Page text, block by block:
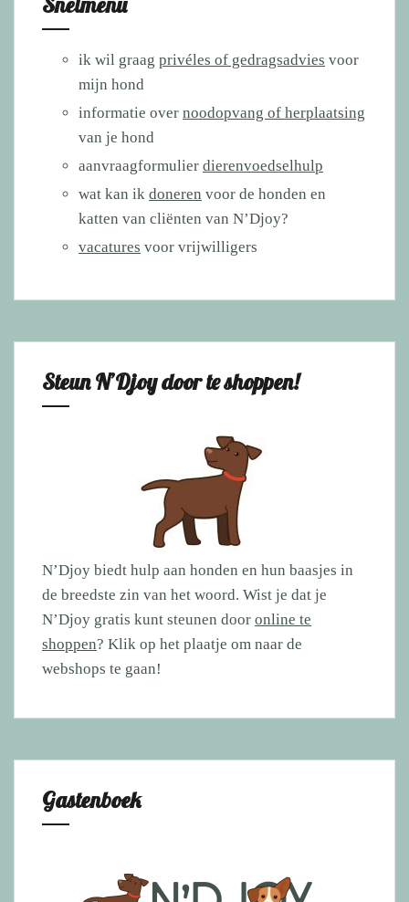
ik wil graag privéles of gedragsadvies voor
mijn hond
informatie over noodopvang of herplaatsing
van je hond
aanvraagformulier dierenvoedselhulp
wat kan ik doneren voor de honden en
katten van cliënten van N’Djoy?
vacatures voor vrijwilligers
Steun N’Djoy door te shoppen!
N’Djoy biedt hulp aan honden en hun baasjes in
de breedste zin van het woord. Wist je dat je
N’Djoy gratis kunt steunen door online te
shoppen? Klik op het plaatje om naar de
webshops te gaan!
Gastenboek